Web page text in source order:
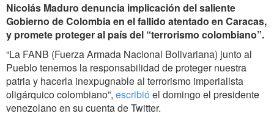
Nicolás Maduro denuncia implicación del saliente
Gobierno de Colombia en el fallido atentado en Caracas,
y promete proteger al país del “terrorismo colombiano”.
“La FANB (Fuerza Armada Nacional Bolivariana) junto al
Pueblo tenemos la responsabilidad de proteger nuestra
patria y hacerla inexpugnable al terrorismo imperialista
oligárquico colombiano”, escribió el domingo el presidente
venezolano en su cuenta de Twitter.